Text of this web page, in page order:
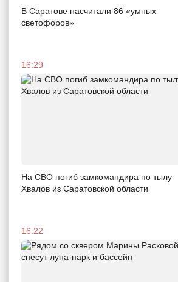
В Саратове насчитали 86 «умных
светофоров»
16:29
На СВО погиб замкомандира по тылу
Хвалов из Саратовской области
16:22